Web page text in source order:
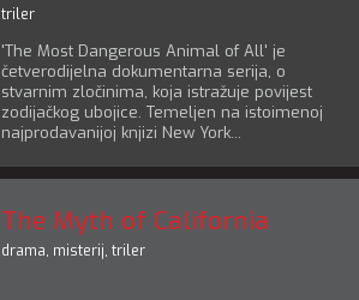
triler
'The Most Dangerous Animal of All' je
četverodijelna dokumentarna serija, o
stvarnim zločinima, koja istražuje povijest
zodijačkog ubojice. Temeljen na istoimenoj
najprodavanijoj knjizi New York...
The Myth of California
drama, misterij, triler